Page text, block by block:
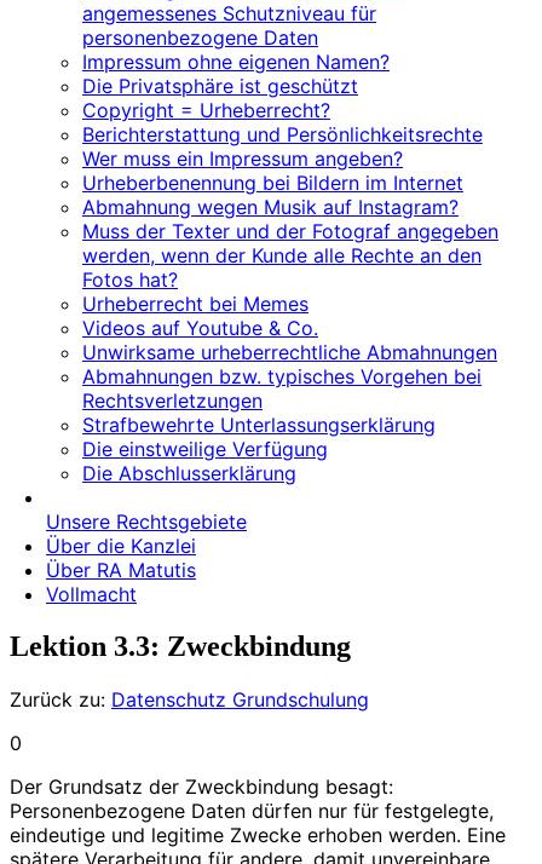
angemessenes Schutzniveau für
personenbezogene Daten
Impressum ohne eigenen Namen?
Die Privatsphäre ist geschützt
Copyright = Urheberrecht?
Berichterstattung und Persönlichkeitsrechte
Wer muss ein Impressum angeben?
Urheberbenennung bei Bildern im Internet
Abmahnung wegen Musik auf Instagram?
Muss der Texter und der Fotograf angegeben
werden, wenn der Kunde alle Rechte an den
Fotos hat?
Urheberrecht bei Memes
Videos auf Youtube & Co.
Unwirksame urheberrechtliche Abmahnungen
Abmahnungen bzw. typisches Vorgehen bei
Rechtsverletzungen
Strafbewehrte Unterlassungserklärung
Die einstweilige Verfügung
Die Abschlusserklärung
Unsere Rechtsgebiete
Über die Kanzlei
Über RA Matutis
Vollmacht
Lektion 3.3: Zweckbindung
Zurück zu: Datenschutz Grundschulung
0
Der Grundsatz der Zweckbindung besagt:
Personenbezogene Daten dürfen nur für festgelegte,
eindeutige und legitime Zwecke erhoben werden. Eine
spätere Verarbeitung für andere, damit unvereinbare